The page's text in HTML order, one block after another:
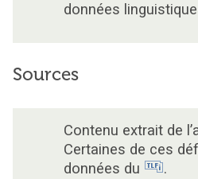
données
Sources
Contenu extrait de
Certaines de ces
données du
.